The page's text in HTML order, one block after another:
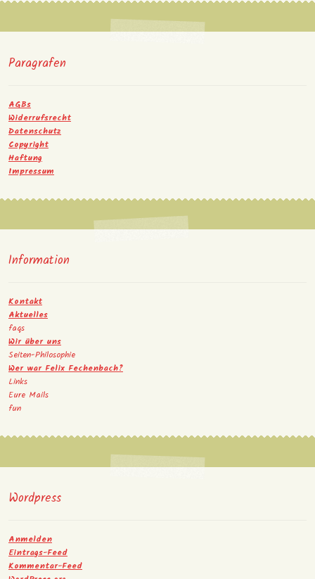
Paragrafen
AGBs
Widerrufsrecht
Datenschutz
Copyright
Haftung
Impressum
Information
Kontakt
Aktuelles
faqs
Wir über uns
Seiten-Philosophie
Wer war Felix Fechenbach?
Links
Eure Mails
fun
Wordpress
Anmelden
Eintrags-Feed
Kommentar-Feed